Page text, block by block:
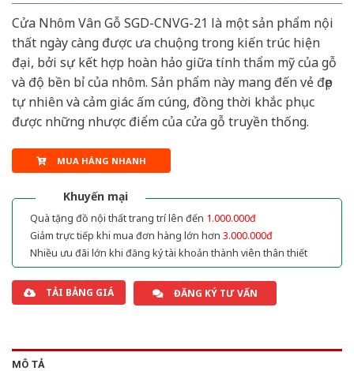
Cửa Nhôm Vân Gỗ SGD-CNVG-21 là một sản phẩm nội
thất ngày càng được ưa chuộng trong kiến trúc hiện
đại, bởi sự kết hợp hoàn hảo giữa tính thẩm mỹ của gỗ
và độ bền bỉ của nhôm. Sản phẩm này mang đến vẻ đẹp
tự nhiên và cảm giác ấm cúng, đồng thời khắc phục
được những nhược điểm của cửa gỗ truyền thống.
MUA HÀNG NHANH
Khuyến mại
Quà tặng đồ nội thất trang trí lên đến 1.000.000đ
Giảm trực tiếp khi mua đơn hàng lớn hơn 3.000.000đ
Nhiều ưu đãi lớn khi đăng ký tài khoản thành viên thân thiết
TẢI BẢNG GIÁ ĐĂNG KÝ TƯ VẤN
MÔ TẢ